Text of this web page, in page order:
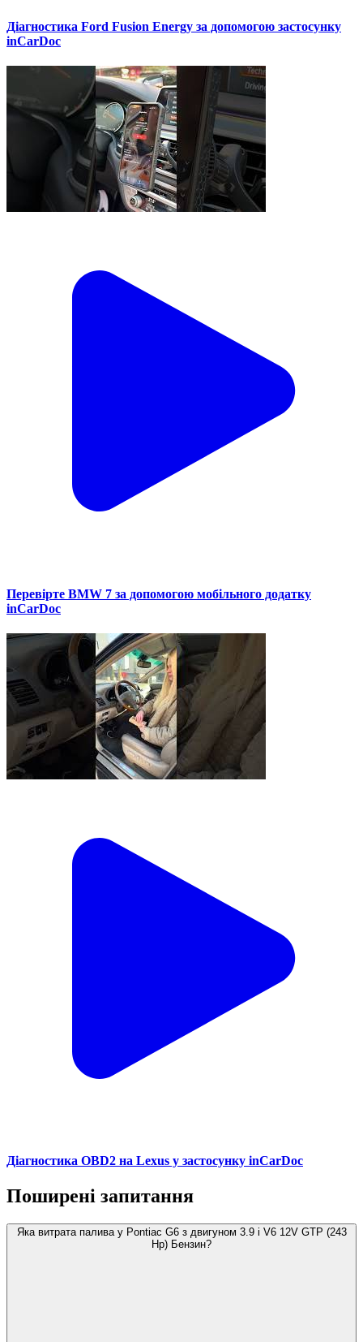
Діагностика Ford Fusion Energy за допомогою застосунку
inCarDoc
Перевірте BMW 7 за допомогою мобільного додатку
inCarDoc
Діагностика OBD2 на Lexus у застосунку inCarDoc
Поширені запитання
Яка витрата палива у Pontiac G6 з двигуном 3.9 i V6 12V GTP (243
Hp) Бензин?